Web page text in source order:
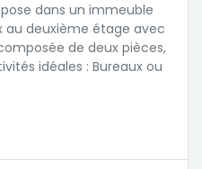
dans un immeuble
au deuxième étage avec
de deux pièces,
idéales : Bureaux ou